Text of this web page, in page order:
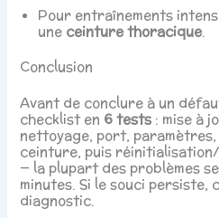
Pour entraînements
une ceinture thoracique.
Conclusion
Avant de conclure à un
checklist en 6 tests : mise à
nettoyage, port, paramètres,
ceinture, puis
— la plupart des problèmes
minutes. Si le souci persiste,
diagnostic.